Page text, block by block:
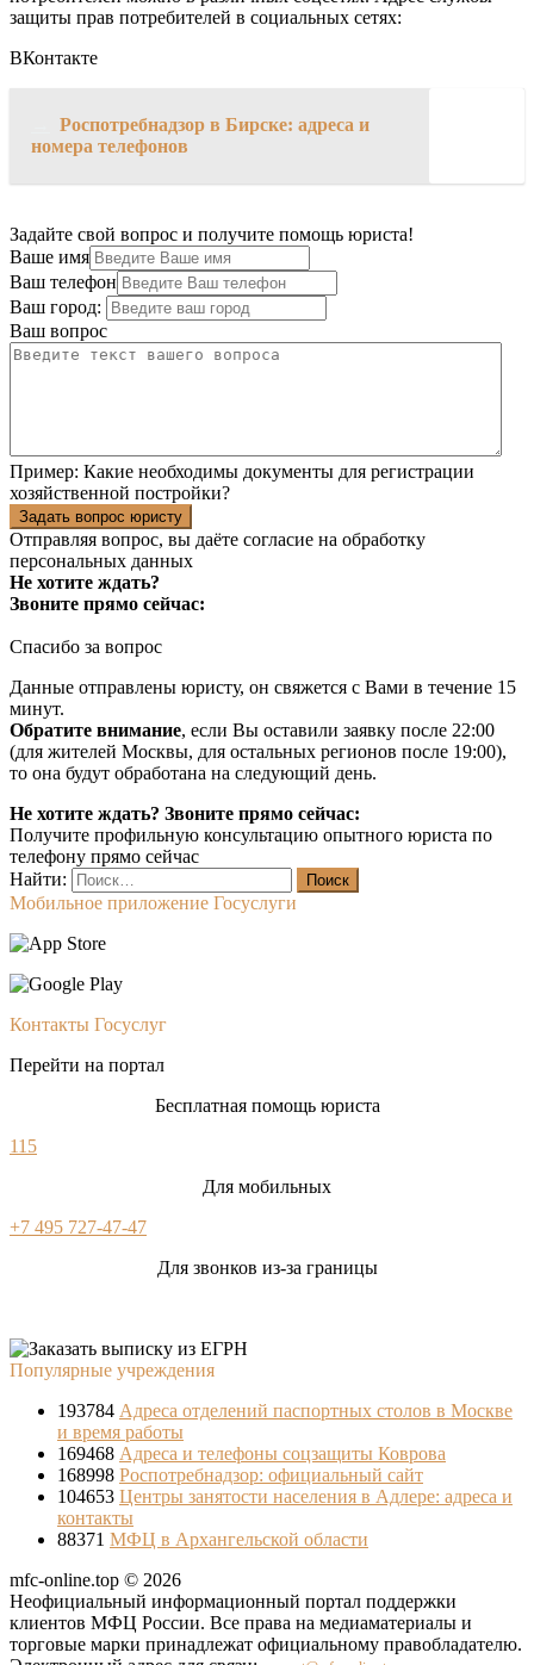
защиты прав потребителей в социальных сетях:
ВКонтакте
Роспотребнадзор в Бирске: адреса и
номера телефонов
Задайте свой вопрос и получите помощь юриста!
Ваше имя
Ваш телефон
Ваш город:
Ваш вопрос
Пример: Какие необходимы документы для регистрации
хозяйственной постройки?
Задать вопрос юристу
Отправляя вопрос, вы даёте согласие на обработку
персональных данных
Не хотите ждать?
Звоните прямо сейчас:
Спасибо за вопрос
Данные отправлены юристу, он свяжется с Вами в течение 15
минут.
Обратите внимание, если Вы оставили заявку после 22:00
(для жителей Москвы, для остальных регионов после 19:00),
то она будут обработана на следующий день.
Не хотите ждать? Звоните прямо сейчас:
Получите профильную консультацию опытного юриста по
телефону прямо сейчас
Найти:
Мобильное приложение Госуслуги
Контакты Госуслуг
Перейти на портал
Бесплатная помощь юриста
115
Для мобильных
+7 495 727-47-47
Для звонков из-за границы
Популярные учреждения
193784 Адреса отделений паспортных столов в Москве
и время работы
169468 Адреса и телефоны соцзащиты Коврова
168998 Роспотребнадзор: официальный сайт
104653 Центры занятости населения в Адлере: адреса и
контакты
88371 МФЦ в Архангельской области
mfc-online.top © 2026
Неофициальный информационный портал поддержки
клиентов МФЦ России. Все права на медиаматериалы и
торговые марки принадлежат официальному правобладателю.